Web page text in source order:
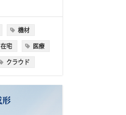
機材
在宅 医療
クラウド